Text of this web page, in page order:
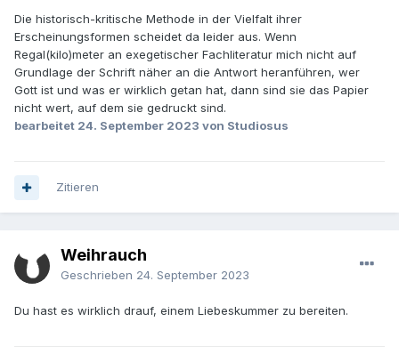
Die historisch-kritische Methode in der Vielfalt ihrer
Erscheinungsformen scheidet da leider aus. Wenn
Regal(kilo)meter an exegetischer Fachliteratur mich nicht auf
Grundlage der Schrift näher an die Antwort heranführen, wer
Gott ist und was er wirklich getan hat, dann sind sie das Papier
nicht wert, auf dem sie gedruckt sind.
bearbeitet 24. September 2023 von Studiosus
Zitieren
Weihrauch
Geschrieben 24. September 2023
Du hast es wirklich drauf, einem Liebeskummer zu bereiten.